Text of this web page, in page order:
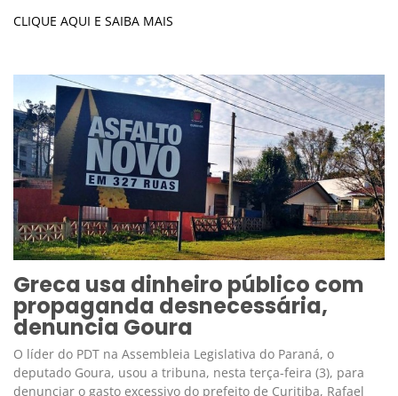
CLIQUE AQUI E SAIBA MAIS
Greca usa dinheiro público com
propaganda desnecessária,
denuncia Goura
O líder do PDT na Assembleia Legislativa do Paraná, o
deputado Goura, usou a tribuna, nesta terça-feira (3), para
denunciar o gasto excessivo do prefeito de Curitiba, Rafael